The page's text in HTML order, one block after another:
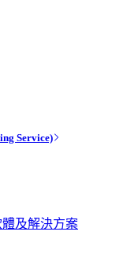
Service)
體及解決方案